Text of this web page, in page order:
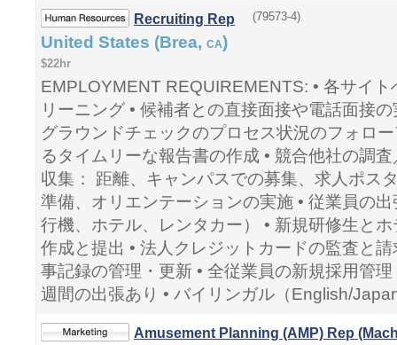
Recruiting Rep (79573-4)
United States (Brea, CA)
$22hr
EMPLOYMENT REQUIREMENTS: • 各サイ
リーニング • 候補者との直接面接や電話面接
グラウンドチェックのプロセス状況のフォロ
るタイムリーな報告書の作成 • 競合他社の調
収集： 距離、キャンパスでの募集、求人ポス
準備、オリエンテーションの実施 • 従業員の
行機、ホテル、レンタカー） • 新規研修生と
作成と提出 • 法人クレジットカードの監査と
事記録の管理・更新 • 全従業員の新規採用管
週間の出張あり • バイリンガル（English/
Amusement Planning (AMP) Rep